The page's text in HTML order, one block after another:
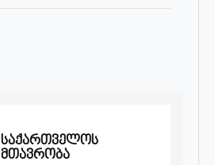
საქართველოს
მთავრობა